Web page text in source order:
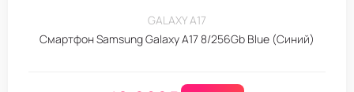
GALAXY A17
Смартфон Samsung Galaxy A17 8/256Gb Blue (Синий)